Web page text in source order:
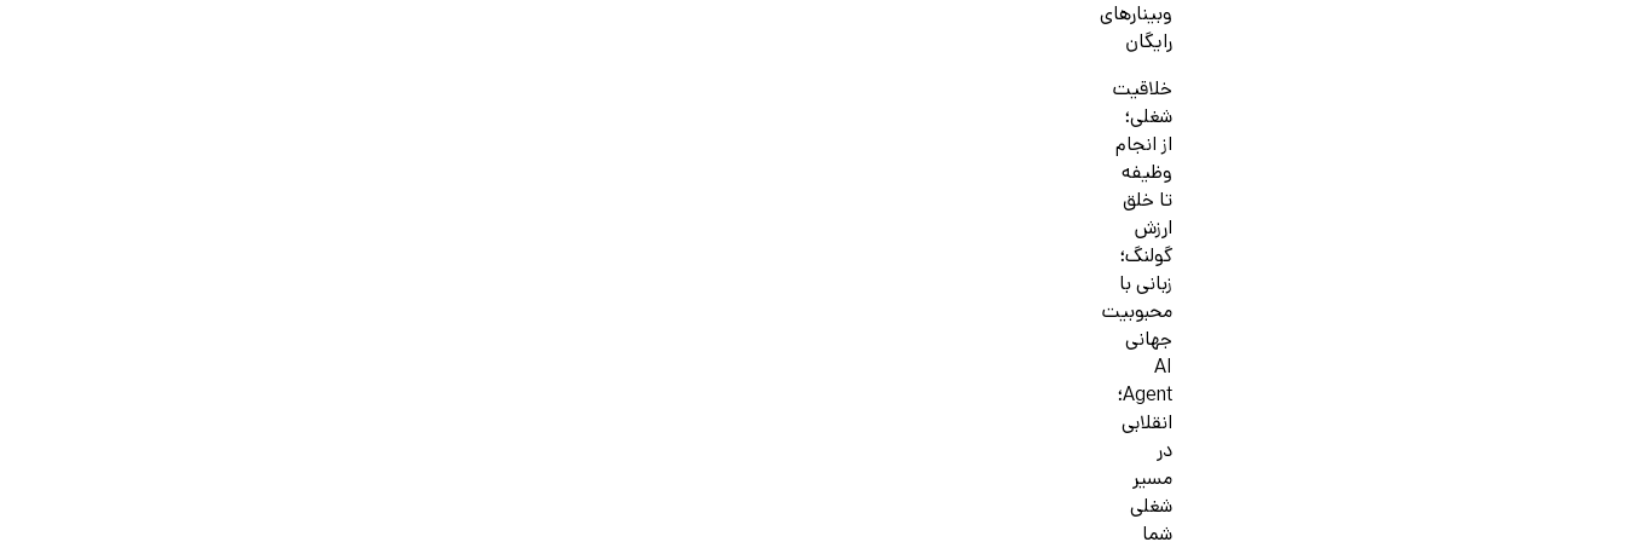
وبینارهای
رایگان
خلاقیت
شغلی؛
از انجام
وظیفه
تا خلق
ارزش
گولنگ؛
زبانی با
محبوبیت
جهانی
AI
Agent؛
انقلابی
در
مسیر
شغلی